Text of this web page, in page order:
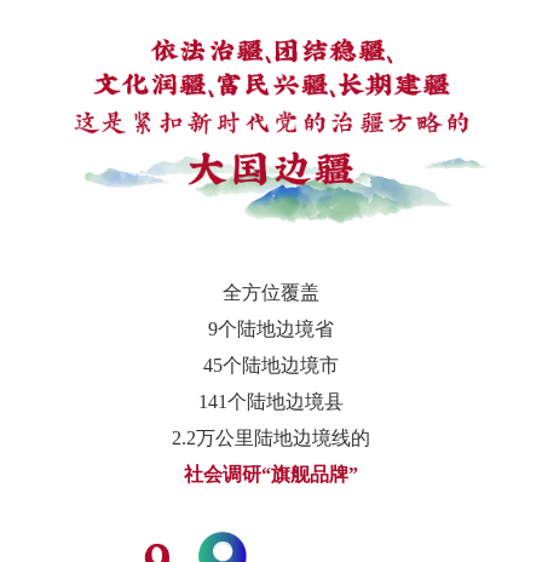
全方位覆盖
9个陆地边境省
45个陆地边境市
141个陆地边境县
2.2万公里陆地边境线的
社会调研“旗舰品牌”